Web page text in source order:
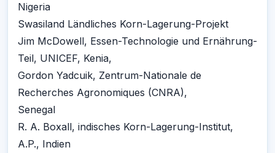
Nigeria
Swasiland Ländliches Korn-Lagerung-Projekt
Jim McDowell, Essen-Technologie und Ernährung-
Teil, UNICEF, Kenia,
Gordon Yadcuik, Zentrum-Nationale de
Recherches Agronomiques (CNRA),
Senegal
R. A. Boxall, indisches Korn-Lagerung-Institut,
A.P., Indien